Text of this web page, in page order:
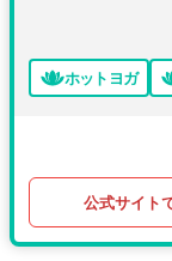
ホットヨガ
公式サイト